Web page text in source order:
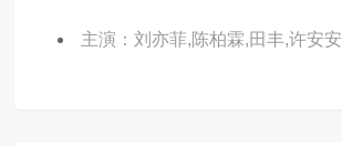
主演：刘亦菲,陈柏霖,田丰,许安安